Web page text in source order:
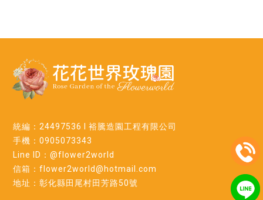
統編：24497536 l 裕騰造園工程有限公司
手機：0905073343
Line ID：@flower2world
信箱：flower2world@hotmail.com
地址：彰化縣田尾村田芳路50號